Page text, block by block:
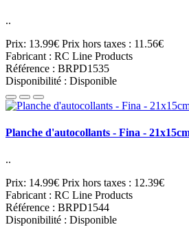
..
Prix: 13.99€ Prix hors taxes : 11.56€
Fabricant : RC Line Products
Référence : BRPD1535
Disponibilité : Disponible
Planche d'autocollants - Fina -
..
Prix: 14.99€ Prix hors taxes : 12.39€
Fabricant : RC Line Products
Référence : BRPD1544
Disponibilité : Disponible